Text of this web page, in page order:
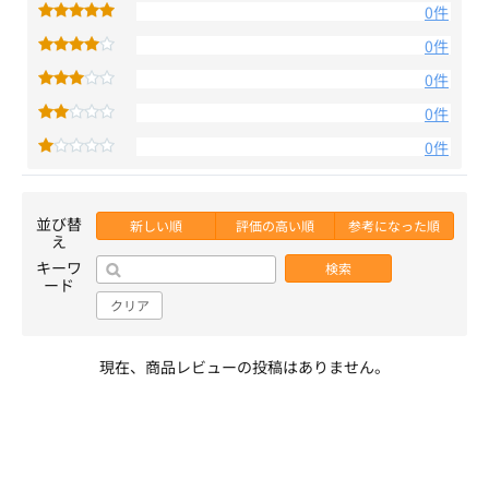
0件
0件
0件
0件
0件
並び替
え
新しい順 評価の高い順 参考になった順
キーワ
ード
検索
クリア
現在、商品レビューの投稿はありません。